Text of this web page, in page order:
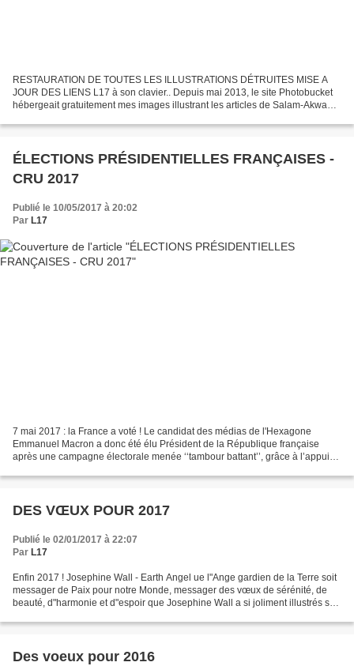
RESTAURATION DE TOUTES LES ILLUSTRATIONS DÉTRUITES MISE A
JOUR DES LIENS L17 à son clavier.. Depuis mai 2013, le site Photobucket
hébergeait gratuitement mes images illustrant les articles de Salam-Akwaba.
ÉLECTIONS PRÉSIDENTIELLES FRANÇAISES -
CRU 2017
Publié le 10/05/2017 à 20:02
Par L17
7 mai 2017 : la France a voté ! Le candidat des médias de l'Hexagone
Emmanuel Macron a donc été élu Président de la République française
après une campagne électorale menée ‘‘tambour battant’’, grâce à l’appui
DES VŒUX POUR 2017
Publié le 02/01/2017 à 22:07
Par L17
Enfin 2017 ! Josephine Wall - Earth Angel ue l"Ange gardien de la Terre soit
messager de Paix pour notre Monde, messager des vœux de sérénité, de
beauté, d"harmonie et d"espoir que Josephine Wall a si joliment illustrés sur
Des voeux pour 2016